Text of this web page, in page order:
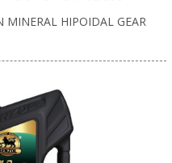
MINERAL HIPOIDAL GEAR